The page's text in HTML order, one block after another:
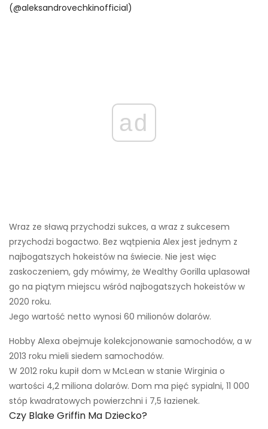
(@aleksandrovechkinofficial)
ad
Wraz ze sławą przychodzi sukces, a wraz z sukcesem
przychodzi bogactwo. Bez wątpienia Alex jest jednym z
najbogatszych hokeistów na świecie. Nie jest więc
zaskoczeniem, gdy mówimy, że Wealthy Gorilla uplasował
go na piątym miejscu wśród najbogatszych hokeistów w
2020 roku.
Jego wartość netto wynosi 60 milionów dolarów.
Hobby Alexa obejmuje kolekcjonowanie samochodów, a w
2013 roku mieli siedem samochodów.
W 2012 roku kupił dom w McLean w stanie Wirginia o
wartości 4,2 miliona dolarów. Dom ma pięć sypialni, 11 000
stóp kwadratowych powierzchni i 7,5 łazienek.
Czy Blake Griffin Ma Dziecko?